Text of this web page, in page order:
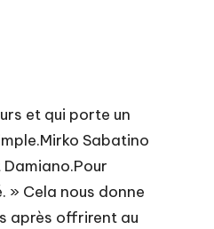
et qui porte un
Sabatino
» Cela nous donne
après offrirent au